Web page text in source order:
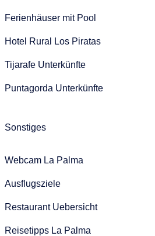
Ferienhäuser mit Pool
Hotel Rural Los Piratas
Tijarafe Unterkünfte
Puntagorda Unterkünfte
Sonstiges
Webcam La Palma
Ausflugsziele
Restaurant Uebersicht
Reisetipps La Palma